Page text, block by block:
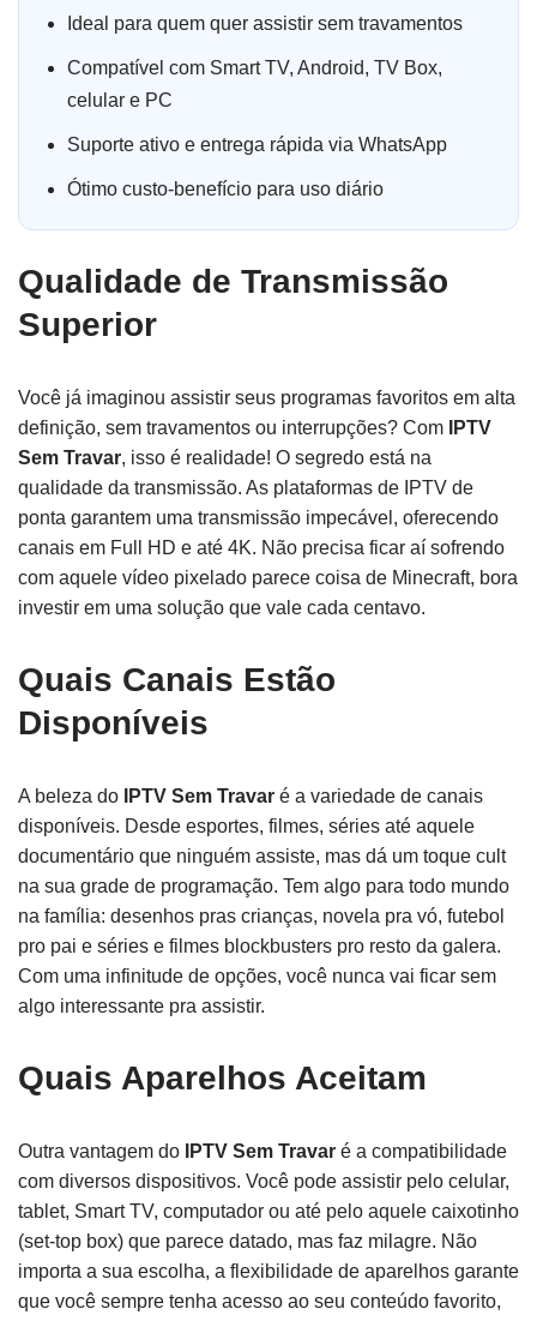
Ideal para quem quer assistir sem travamentos
Compatível com Smart TV, Android, TV Box,
celular e PC
Suporte ativo e entrega rápida via WhatsApp
Ótimo custo-benefício para uso diário
Qualidade de Transmissão
Superior
Você já imaginou assistir seus programas favoritos em alta
definição, sem travamentos ou interrupções? Com
IPTV
Sem Travar, isso é realidade! O segredo está na
qualidade da transmissão. As plataformas de IPTV de
ponta garantem uma transmissão impecável, oferecendo
canais em Full HD e até 4K. Não precisa ficar aí sofrendo
com aquele vídeo pixelado parece coisa de Minecraft, bora
investir em uma solução que vale cada centavo.
Quais Canais Estão
Disponíveis
A beleza do IPTV Sem Travar é a variedade de canais
disponíveis. Desde esportes, filmes, séries até aquele
documentário que ninguém assiste, mas dá um toque cult
na sua grade de programação. Tem algo para todo mundo
na família: desenhos pras crianças, novela pra vó, futebol
pro pai e séries e filmes blockbusters pro resto da galera.
Com uma infinitude de opções, você nunca vai ficar sem
algo interessante pra assistir.
Quais Aparelhos Aceitam
Outra vantagem do IPTV Sem Travar é a compatibilidade
com diversos dispositivos. Você pode assistir pelo celular,
tablet, Smart TV, computador ou até pelo aquele caixotinho
(set-top box) que parece datado, mas faz milagre. Não
importa a sua escolha, a flexibilidade de aparelhos garante
que você sempre tenha acesso ao seu conteúdo favorito,